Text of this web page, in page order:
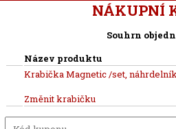
NÁKUPNÍ
Souhrn
Název produktu
Krabička Magnetic /set,
Změnit krabičku